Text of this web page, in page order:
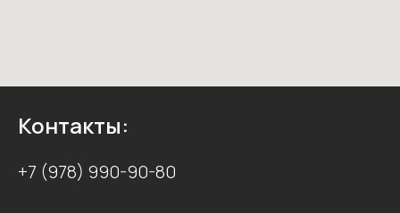
Контакты:
+7 (978) 990-90-80